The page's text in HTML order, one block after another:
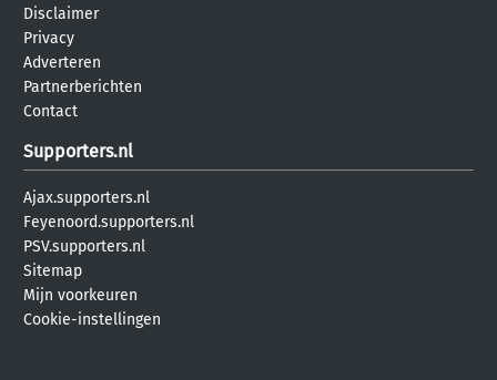
Disclaimer
Privacy
Adverteren
Partnerberichten
Contact
Supporters.nl
Ajax.supporters.nl
Feyenoord.supporters.nl
PSV.supporters.nl
Sitemap
Mijn voorkeuren
Cookie-instellingen